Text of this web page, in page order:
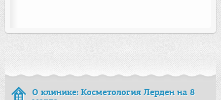
О клинике: Косметология Лерден на 8